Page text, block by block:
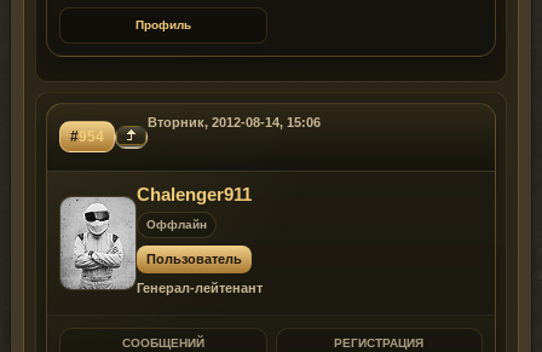
Профиль
#954
Вторник, 2012-08-14, 15:06
Chalenger911
Оффлайн
Пользователь
Генерал-лейтенант
СООБЩЕНИЙ РЕГИСТРАЦИЯ